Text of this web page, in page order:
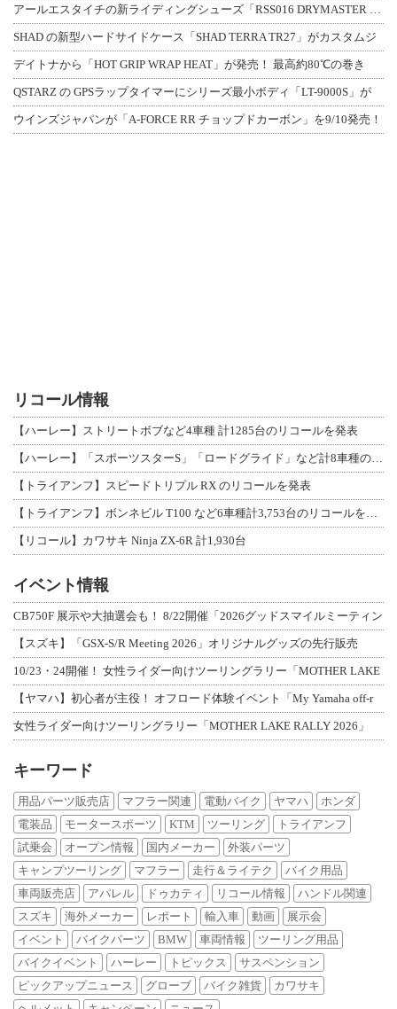
アールエスタイチの新ライディングシューズ「RSS016 DRYMASTER スト
SHAD の新型ハードサイドケース「SHAD TERRA TR27」がカスタムジ
デイトナから「HOT GRIP WRAP HEAT」が発売！ 最高約80℃の巻き
QSTARZ の GPSラップタイマーにシリーズ最小ボディ「LT-9000S」が
ウインズジャパンが「A-FORCE RR チョップドカーボン」を9/10発売！
リコール情報
【ハーレー】ストリートボブなど4車種 計1285台のリコールを発表
【ハーレー】「スポーツスターS」「ロードグライド」など計8車種のリコールを発表
【トライアンフ】スピードトリプル RX のリコールを発表
【トライアンフ】ボンネビル T100 など6車種計3,753台のリコールを発表
【リコール】カワサキ Ninja ZX-6R 計1,930台
イベント情報
CB750F 展示や大抽選会も！ 8/22開催「2026グッドスマイルミーティン
【スズキ】「GSX-S/R Meeting 2026」オリジナルグッズの先行販売
10/23・24開催！ 女性ライダー向けツーリングラリー「MOTHER LAKE
【ヤマハ】初心者が主役！ オフロード体験イベント「My Yamaha off-r
女性ライダー向けツーリングラリー「MOTHER LAKE RALLY 2026」
キーワード
用品パーツ販売店 マフラー関連 電動バイク ヤマハ
ホンダ
電装品
モータースポーツ KTM ツーリング
トライアンフ
試乗会
オープン情報 国内メーカー
外装パーツ
キャンプツーリング
マフラー 走行＆ライテク
バイク用品
車両販売店
アパレル ドゥカティ リコール情報
ハンドル関連
スズキ
海外メーカー レポート 輸入車 動画
展示会
イベント
バイクパーツ BMW 車両情報
ツーリング用品
バイクイベント
ハーレー トピックス
サスペンション
ピックアップニュース
グローブ バイク雑貨
カワサキ